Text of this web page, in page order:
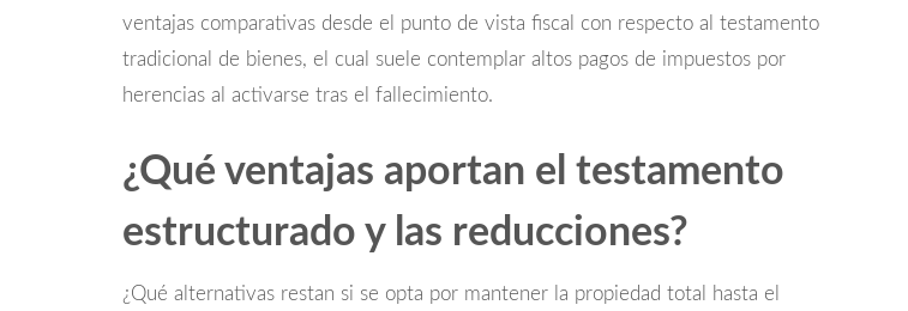
ventajas comparativas desde el punto de vista fiscal con respecto al testamento
tradicional de bienes, el cual suele contemplar altos pagos de impuestos por
herencias al activarse tras el fallecimiento.
¿Qué ventajas aportan el testamento
estructurado y las reducciones?
¿Qué alternativas restan si se opta por mantener la propiedad total hasta el